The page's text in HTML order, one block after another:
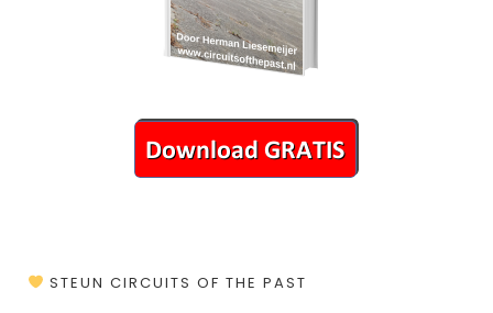
STEUN CIRCUITS OF THE PAST